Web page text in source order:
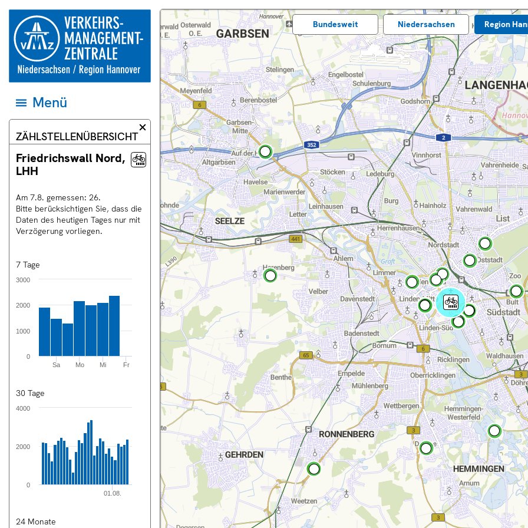
Springe direkt zum Inhalt
zur
Startseite
der
Verkehrsmanagementzentrale
Niedersachsen
und
Region
Menü
öffnen
und
ersten
Eintrag
springen
Menü
ZÄHLSTELLENÜBERSICHT Informationsdialog
schließen
Friedrichswall Nord,
LHH
Am 7.8. gemessen: 26.
Bitte berücksichtigen Sie, dass die
Daten des heutigen Tages nur mit
Verzögerung vorliegen.
7 Tage
Sa Mo Mi Fr
0
1000
2000
3000
30 Tage
01.08.
0
2000
4000
24 Monate
Dieser
Bereich
der
Webseite
zeigt
eine
Landkarte.
Karte
und
Datenquellen
jeweilige
Gebiet
einstellen
Bundes­weit Nieder­sachsen Region